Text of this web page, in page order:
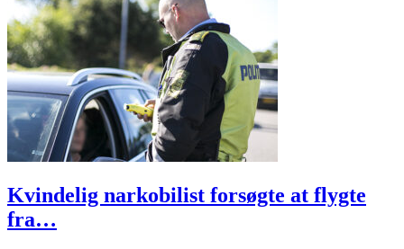
Kvindelig narkobilist forsøgte at flygte
fra…